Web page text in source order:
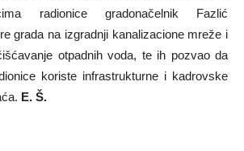
radionice gradonačelnik Fazlić
grada na izgradnji kanalizacione mreže i
otpadnih voda, te ih pozvao da
koriste infrastrukturne i kadrovske
E. Š.